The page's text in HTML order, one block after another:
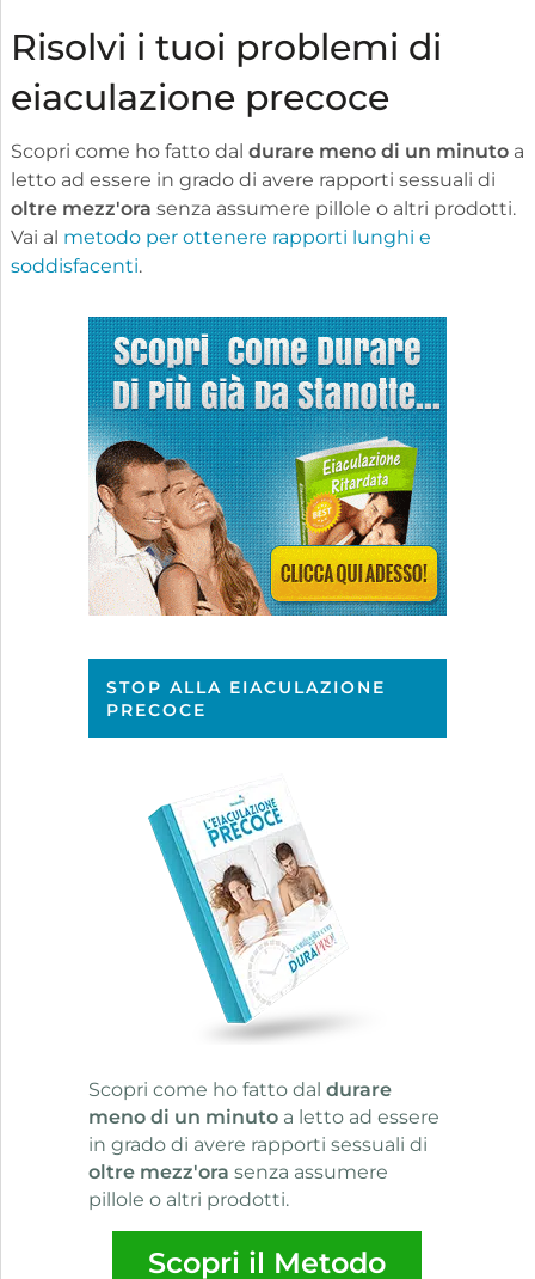
Risolvi i tuoi problemi di
eiaculazione precoce
Scopri come ho fatto dal durare meno di un minutoa
letto ad essere in grado di avere rapporti sessuali di
oltre mezz'ora senza assumere pillole o altri prodotti.
Vai al metodo per ottenere rapporti lunghi e
soddisfacenti.
STOP ALLA EIACULAZIONE
PRECOCE
Scopri come ho fatto dal durare
meno di un minutoa letto ad essere
in grado di avere rapporti sessuali di
oltre mezz'ora senza assumere
pillole o altri prodotti.
Scopri il Metodo